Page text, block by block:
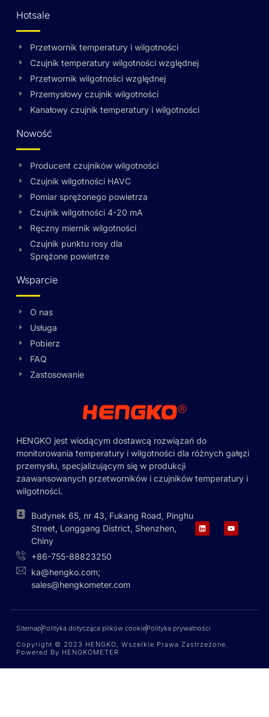
Hotsale
Przetwornik temperatury i wilgotności
Czujnik temperatury wilgotności względnej
Przetwornik wilgotności względnej
Przemysłowy czujnik wilgotności
Kanałowy czujnik temperatury i wilgotności
Nowość
Producent czujników wilgotności
Czujnik wilgotności HAVC
Pomiar sprężonego powietrza
Czujnik wilgotności 4-20 mA
Ręczny miernik wilgotności
Czujnik punktu rosy dla
Sprężone powietrze
Wsparcie
O nas
Usługa
Pobierz
FAQ
Zastosowanie
HENGKO jest wiodącym dostawcą rozwiązań do
monitorowania temperatury i wilgotności dla różnych gałęzi
przemysłu, specjalizującym się w produkcji
zaawansowanych przetworników i czujników temperatury i
wilgotności.
Budynek 65, nr 43, Fukang Road, Pinghu
Street, Longgang District, Shenzhen,
Chiny
+86-755-88823250
ka@hengko.com;
sales@hengkometer.com
Sitemap Polityka dotycząca plików cookiePolityka prywatności
Copyright © 2023 HENGKO, Wszelkie Prawa Zastrzeżone.
Powered By HENGKOMETER